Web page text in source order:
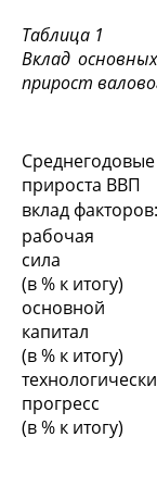
Таблица 1
Вклад
прирост
прироста ВВП
вклад факторов:
рабочая
(в % к итогу)
основной
(в % к итогу)
прогресс
(в % к итогу)